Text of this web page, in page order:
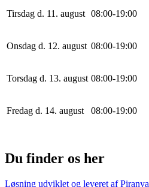
Tirsdag d. 11. august 08:00-19:00
Onsdag d. 12. august 08:00-19:00
Torsdag d. 13. august 08:00-19:00
Fredag d. 14. august 08:00-19:00
Du finder os her
Løsning udviklet og leveret afPiranya